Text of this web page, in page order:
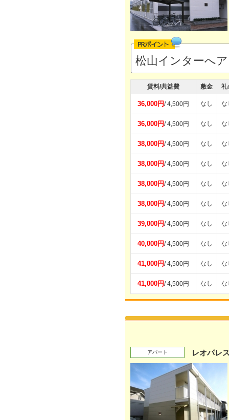
松山インターへ
賃料/共益費 敷金 礼
36,000円/ 4,500円 なし な
36,000円/ 4,500円 なし な
38,000円/ 4,500円 なし な
38,000円/ 4,500円 なし な
38,000円/ 4,500円 なし な
38,000円/ 4,500円 なし な
39,000円/ 4,500円 なし な
40,000円/ 4,500円 なし な
41,000円/ 4,500円 なし な
41,000円/ 4,500円 なし な
アパート レオパレ